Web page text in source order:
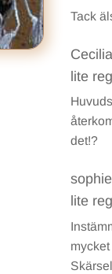
Tack
lite
det!?
lite